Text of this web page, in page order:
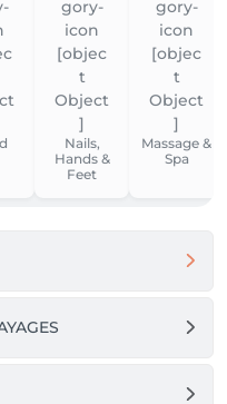
Nails,
Hands &
Feet
Massage &
Spa